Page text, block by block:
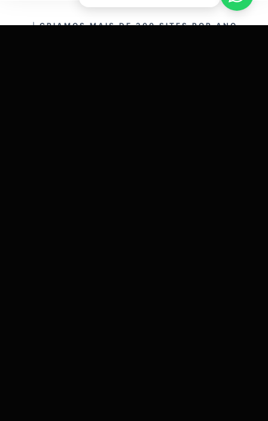
CRIAMOS MAIS DE 200 SITES POR ANO.